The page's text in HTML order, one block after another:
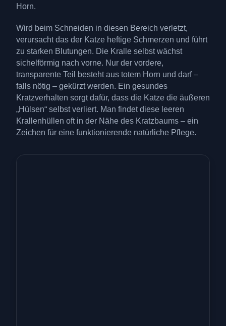
Horn.
Wird beim Schneiden in diesen Bereich verletzt,
verursacht das der Katze heftige Schmerzen und führt
zu starken Blutungen. Die Kralle selbst wächst
sichelförmig nach vorne. Nur der vordere,
transparente Teil besteht aus totem Horn und darf –
falls nötig – gekürzt werden. Ein gesundes
Kratzverhalten sorgt dafür, dass die Katze die äußeren
„Hülsen“ selbst verliert. Man findet diese leeren
Krallenhüllen oft in der Nähe des Kratzbaums – ein
Zeichen für eine funktionierende natürliche Pflege.